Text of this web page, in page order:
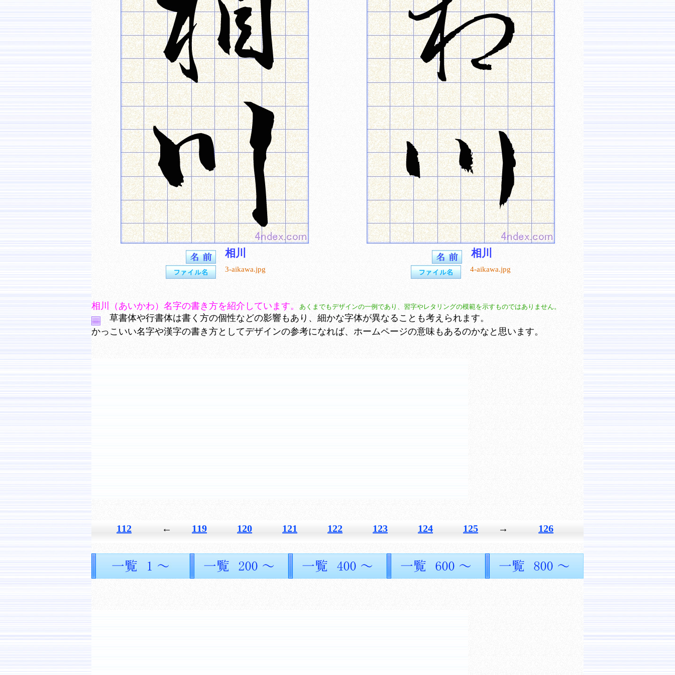
相川 相川
3-aikawa.jpg 4-aikawa.jpg
相川（あいかわ）名字の書き方を紹介しています。 あくまでもデザインの一例であり、習字やレタリングの模範を示すものではありません。
草書体や行書体は書く方の個性などの影響もあり、細かな字体が異なることも考えられます。
かっこいい名字や漢字の書き方としてデザインの参考になれば、ホームページの意味もあるのかなと思います。
112 ← 119 120 121 122 123 124 125 → 126